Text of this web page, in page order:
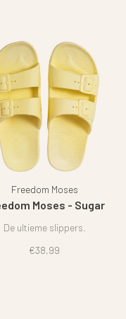
Freedom Moses
Moses - Sugar
De ultieme slippers.
€38,99